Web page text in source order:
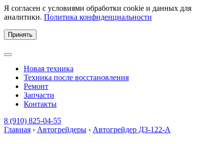
Я согласен с условиями обработки cookie и данных для
аналитики. Политика конфиденциальности
Принять
Новая техника
Техника после восстановления
Ремонт
Запчасти
Контакты
8 (910) 825-04-55
Главная › Автогрейдеры › Автогрейдер ДЗ-122-А